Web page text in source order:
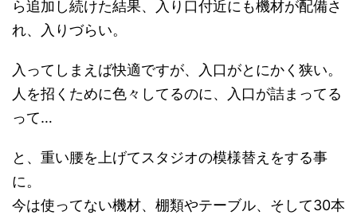
ら追加し続けた結果、入り口付近にも機材が配備さ
れ、入りづらい。
入ってしまえば快適ですが、入口がとにかく狭い。
人を招くために色々してるのに、入口が詰まってる
って…
と、重い腰を上げてスタジオの模様替えをする事
に。
今は使ってない機材、棚類やテーブル、そして30本